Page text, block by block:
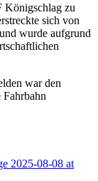
Königschlag zu
sich von
wurde aufgrund
war den